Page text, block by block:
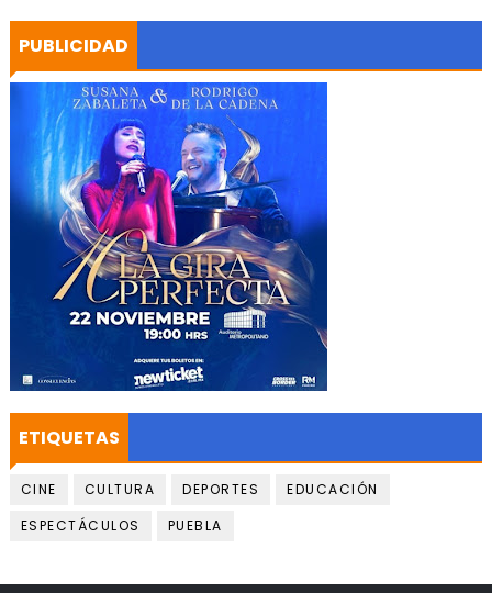
PUBLICIDAD
ETIQUETAS
CINE CULTURA DEPORTES
EDUCACIÓN
ESPECTÁCULOS
PUEBLA